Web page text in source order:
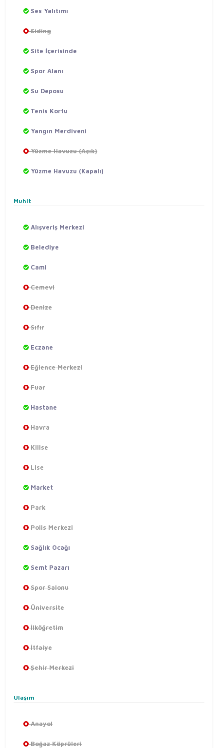
Ses Yalıtımı
Siding
Site İçerisinde
Spor Alanı
Su Deposu
Tenis Kortu
Yangın Merdiveni
Yüzme Havuzu (Açık)
Yüzme Havuzu (Kapalı)
Muhit
Alışveriş Merkezi
Belediye
Cami
Cemevi
Denize
Sıfır
Eczane
Eğlence Merkezi
Fuar
Hastane
Havra
Kilise
Lise
Market
Park
Polis Merkezi
Sağlık Ocağı
Semt Pazarı
Spor Salonu
Üniversite
İlköğretim
İtfaiye
Şehir Merkezi
Ulaşım
Anayol
Boğaz Köprüleri